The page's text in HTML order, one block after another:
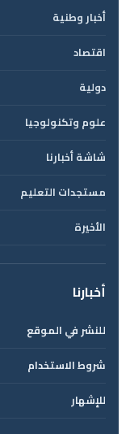
أخبار وطنية
اقتصاد
دولية
علوم وتكنولوجيا
شاشة أخبارنا
مستجدات التعليم
الأخيرة
أخبارنا
للنشر في الموقع
شروط الاستخدام
للإشهار